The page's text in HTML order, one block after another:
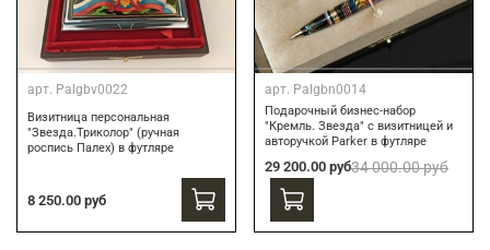
арт. Palgbv0022
Визитница персональная
"Звезда.Триколор" (ручная
роспись Палех) в футляре
8 250.00 руб
арт. Palgbn0014
Подарочный бизнес-набор
"Кремль. Звезда" с визитницей и
авторучкой Parker в футляре
29 200.00 руб34 000.00 руб